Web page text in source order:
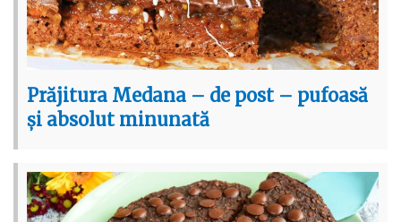
Prăjitura Medana – de post – pufoasă
și absolut minunată